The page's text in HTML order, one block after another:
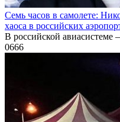
Семь часов в самолете:
хаоса в российских
В российской авиасистеме
0666